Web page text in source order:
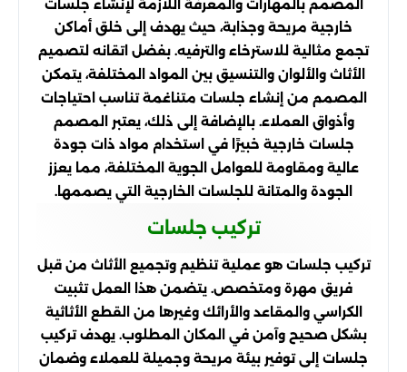
المصمم بالمهارات والمعرفة اللازمة لإنشاء جلسات
خارجية مريحة وجذابة، حيث يهدف إلى خلق أماكن
تجمع مثالية للاسترخاء والترفيه. بفضل اتقانه لتصميم
الأثاث والألوان والتنسيق بين المواد المختلفة، يتمكن
المصمم من إنشاء جلسات متناغمة تناسب احتياجات
وأذواق العملاء. بالإضافة إلى ذلك، يعتبر المصمم
جلسات خارجية خبيرًا في استخدام مواد ذات جودة
عالية ومقاومة للعوامل الجوية المختلفة، مما يعزز
الجودة والمتانة للجلسات الخارجية التي يصممها.
تركيب جلسات
تركيب جلسات هو عملية تنظيم وتجميع الأثاث من قبل
فريق مهرة ومتخصص. يتضمن هذا العمل تثبيت
الكراسي والمقاعد والأرائك وغيرها من القطع الأثاثية
بشكل صحيح وآمن في المكان المطلوب. يهدف تركيب
جلسات إلى توفير بيئة مريحة وجميلة للعملاء وضمان